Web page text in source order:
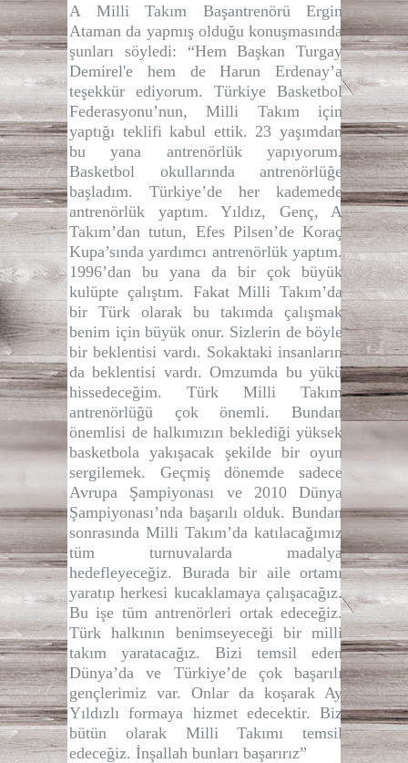
A Milli Takım Başantrenörü Ergin
Ataman da yapmış olduğu konuşmasında
şunları söyledi: “Hem Başkan Turgay
Demirel'e hem de Harun Erdenay’a
teşekkür ediyorum. Türkiye Basketbol
Federasyonu’nun, Milli Takım için
yaptığı teklifi kabul ettik. 23 yaşımdan
bu yana antrenörlük yapıyorum.
Basketbol okullarında antrenörlüğe
başladım. Türkiye’de her kademede
antrenörlük yaptım. Yıldız, Genç, A
Takım’dan tutun, Efes Pilsen’de Koraç
Kupa’sında yardımcı antrenörlük yaptım.
1996’dan bu yana da bir çok büyük
kulüpte çalıştım. Fakat Milli Takım’da
bir Türk olarak bu takımda çalışmak
benim için büyük onur. Sizlerin de böyle
bir beklentisi vardı. Sokaktaki insanların
da beklentisi vardı. Omzumda bu yükü
hissedeceğim. Türk Milli Takım
antrenörlüğü çok önemli. Bundan
önemlisi de halkımızın beklediği yüksek
basketbola yakışacak şekilde bir oyun
sergilemek. Geçmiş dönemde sadece
Avrupa Şampiyonası ve 2010 Dünya
Şampiyonası’nda başarılı olduk. Bundan
sonrasında Milli Takım’da katılacağımız
tüm turnuvalarda madalya
hedefleyeceğiz. Burada bir aile ortamı
yaratıp herkesi kucaklamaya çalışacağız.
Bu işe tüm antrenörleri ortak edeceğiz.
Türk halkının benimseyeceği bir milli
takım yaratacağız. Bizi temsil eden
Dünya’da ve Türkiye’de çok başarılı
gençlerimiz var. Onlar da koşarak Ay
Yıldızlı formaya hizmet edecektir. Biz
bütün olarak Milli Takımı temsil
edeceğiz. İnşallah bunları başarırız”